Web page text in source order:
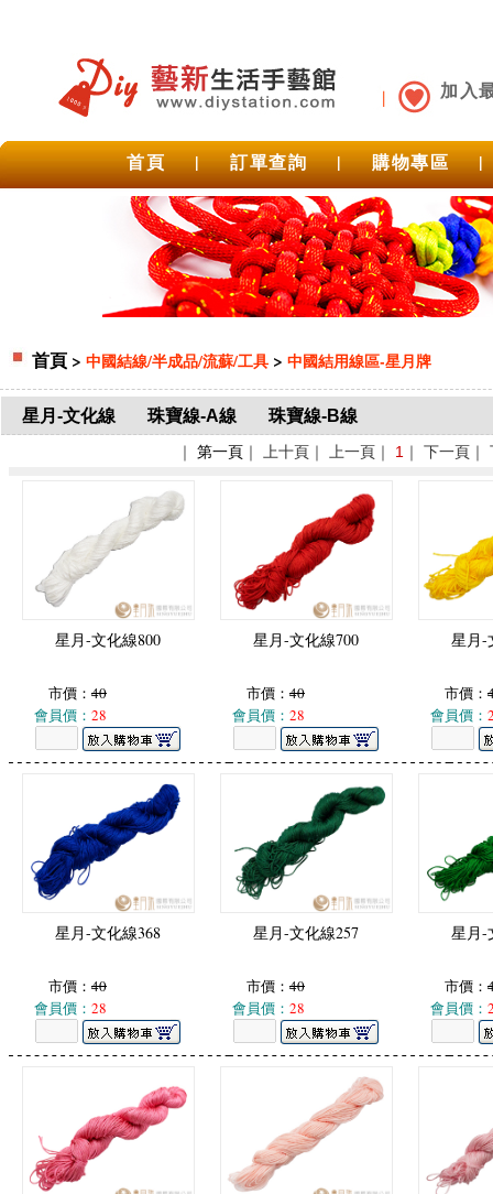
加入
首頁 | 訂單查詢 | 購物專區 |
首頁 > 中國結線/半成品/流蘇/工具 > 中國結用線區-星月牌
星月-文化線 珠寶線-A線 珠寶線-B線
｜ 第一頁 ｜ 上十頁｜ 上一頁｜ 1 ｜ 下一頁
星月-文化線800
市價： 40
會員價： 28
星月-文化線700
市價： 40
會員價： 28
星月-
市價：
會員價：
星月-文化線368
市價： 40
會員價： 28
星月-文化線257
市價： 40
會員價： 28
星月-
市價：
會員價：